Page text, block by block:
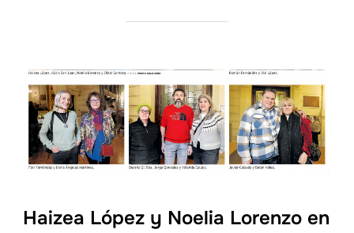
Haizea López y Noelia Lorenzo en